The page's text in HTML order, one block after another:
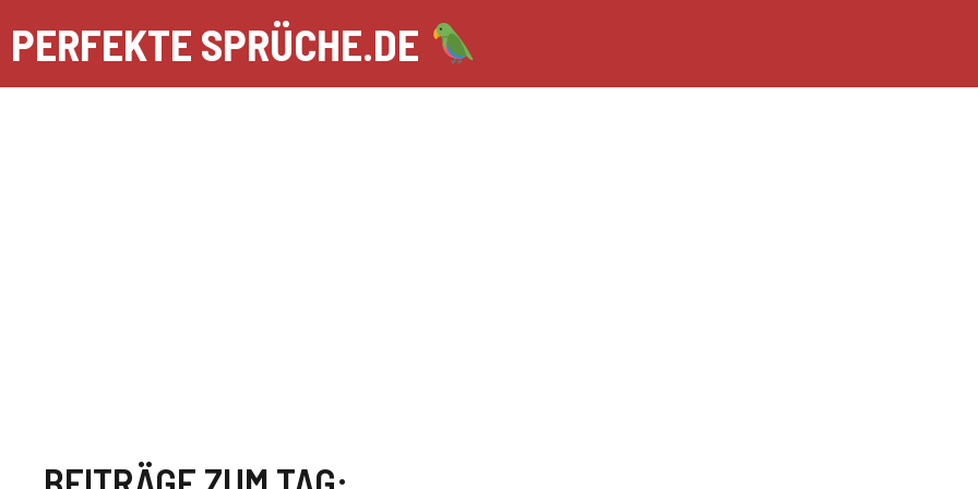
Inhalt
springen
PERFEKTE SPRÜCHE.DE